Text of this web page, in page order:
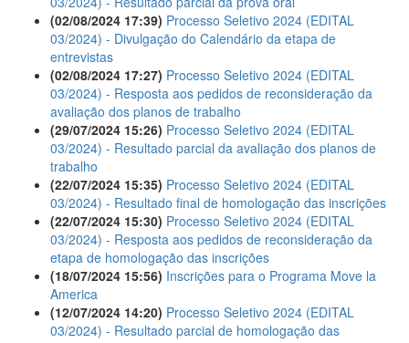
(02/08/2024 17:39) Processo Seletivo 2024 (EDITAL
03/2024) - Divulgação do Calendário da etapa de
entrevistas
(02/08/2024 17:27) Processo Seletivo 2024 (EDITAL
03/2024) - Resposta aos pedidos de reconsideração da
avaliação dos planos de trabalho
(29/07/2024 15:26) Processo Seletivo 2024 (EDITAL
03/2024) - Resultado parcial da avaliação dos planos de
trabalho
(22/07/2024 15:35) Processo Seletivo 2024 (EDITAL
03/2024) - Resultado final de homologação das inscrições
(22/07/2024 15:30) Processo Seletivo 2024 (EDITAL
03/2024) - Resposta aos pedidos de reconsideração da
etapa de homologação das inscrições
(18/07/2024 15:56) Inscrições para o Programa Move la
America
(12/07/2024 14:20) Processo Seletivo 2024 (EDITAL
03/2024) - Resultado parcial de homologação das